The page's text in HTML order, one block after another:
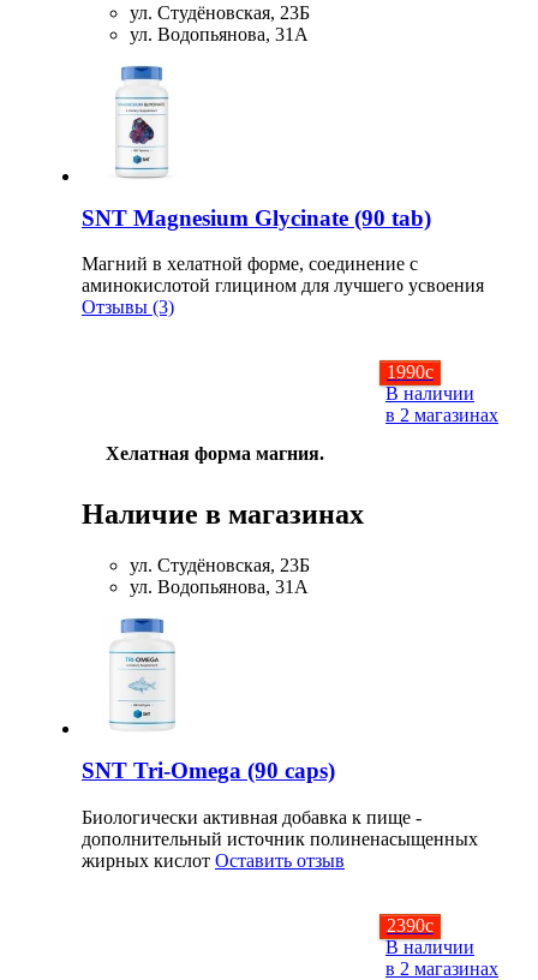
ул. Студёновская, 23Б
ул. Водопьянова, 31А
1990c
В наличии
в 2 магазинах
SNT Magnesium Glycinate (90 tab)
Магний в хелатной форме, соединение с
аминокислотой глицином для лучшего усвоения
Отзывы (3)
Хелатная форма магния.
Наличие в магазинах
ул. Студёновская, 23Б
ул. Водопьянова, 31А
2390c
В наличии
в 2 магазинах
SNT Tri-Omega (90 caps)
Биологически активная добавка к пище -
дополнительный источник полиненасыщенных
жирных кислот Оставить отзыв